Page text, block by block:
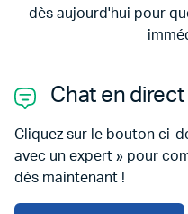
dès aujourd'hui pour
Chat en direct
Cliquez sur le bouton ci-
avec un expert » pour
dès maintenant !